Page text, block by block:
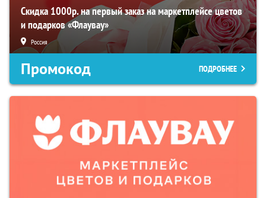
Скидка 1000р. на первый заказ на маркетплейсе цветов
и подарков «Флаувау»
Россия
Промокод ПОДРОБНЕЕ